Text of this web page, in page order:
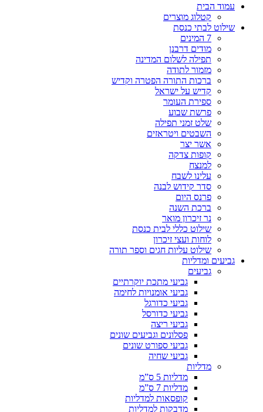
עמוד הבית
קטלוג מוצרים
שילוט לבתי כנסת
7 המינים
מודים דרבנן
תפילה לשלום המדינה
מזמור לתודה
ברכות התורה הפטרה וקדיש
קדיש על ישראל
ספירת העומר
פרשת שבוע
שלט זמני תפילה
השבטים ויטראזים
אשר יצר
קופות צדקה
למנצח
עלינו לשבח
סדר קידוש לבנה
פרנס היום
ברכת השנה
נר זיכרון מואר
שילוט כללי לבית כנסת
לוחות ועצי זיכרון
שילוט עליות חגים וספר תורה
גביעים ומדליות
גביעים
גביעי מתכת יוקרתיים
גביעי אומנויות לחימה
גביעי כדורגל
גביעי כדורסל
גביעי ריצה
פסלונים וגביעים שונים
גביעי ספורט שונים
גביעי שחיה
מדליות
מדליות 5 ס”מ
מדליות 7 ס”מ
קופסאות למדליות
מדבקות למדליות